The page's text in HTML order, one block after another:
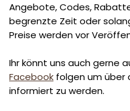
Angebote, Codes,
begrenzte Zeit oder
Preise werden vor
Ihr könnt uns auch gerne
Facebook folgen um über
informiert zu werden.